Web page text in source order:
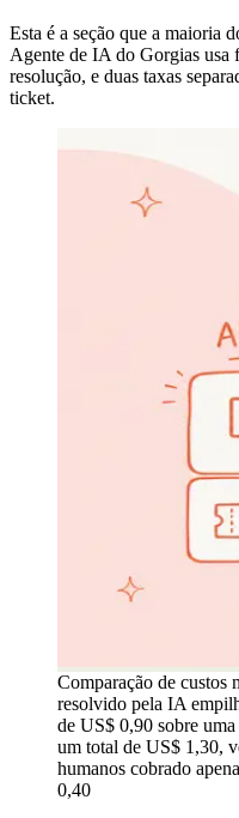
Esta é a seção que a maioria
Agente de IA do Gorgias usa
resolução, e duas taxas
ticket.
Comparação de custos
resolvido pela IA
de US$ 0,90 sobre
um total de US$ 1,30,
humanos cobrado
0,40